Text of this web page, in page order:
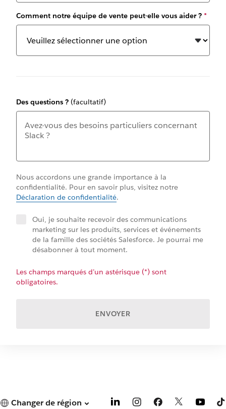
Comment notre équipe de vente peut-elle vous aider ? *
Des questions ? (facultatif)
Nous accordons une grande importance à la
confidentialité. Pour en savoir plus, visitez notre
Déclaration de confidentialité.
Oui, je souhaite recevoir des communications
marketing sur les produits, services et événements
de la famille des sociétés Salesforce. Je pourrai me
désabonner à tout moment.
Les champs marqués d’un astérisque (*) sont
obligatoires.
ENVOYER
Changer de région